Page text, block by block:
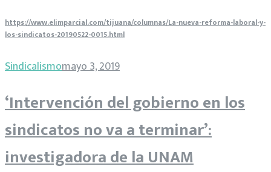
https://www.elimparcial.com/tijuana/columnas/La-nueva-reforma-laboral-y-
los-sindicatos-20190522-0015.html
Sindicalismomayo 3, 2019
‘Intervención del gobierno en los
sindicatos no va a terminar’:
investigadora de la UNAM